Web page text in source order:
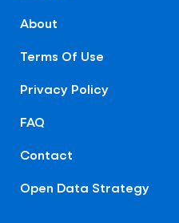
About
Terms Of Use
Privacy Policy
FAQ
Contact
Open Data Strategy